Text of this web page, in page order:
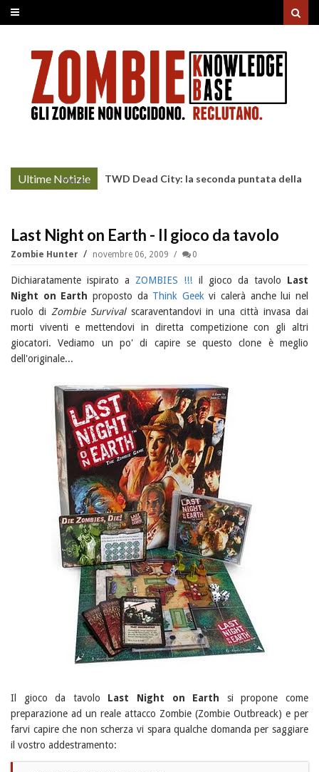
Ultime Notizie
More »
TWD Dead City: la seconda puntata della
Last Night on Earth - Il gioco da tavolo
Zombie Hunter novembre 06, 2009 0
Dichiaratamente ispirato a ZOMBIES !!! il gioco da tavolo Last
Night on Earth proposto da Think Geekvi calerà anche lui nel
ruolo di Zombie Survivalscaraventandovi in una città invasa dai
morti viventi e mettendovi in diretta competizione con gli altri
giocatori. Vediamo un po' di capire se questo clone è meglio
dell'originale...
Il gioco da tavolo Last Night on Earth si propone come
preparazione ad un reale attacco Zombie (Zombie Outbreack) e per
farvi capire che non scherza vi spara qualche domanda per saggiare
il vostro addestramento: